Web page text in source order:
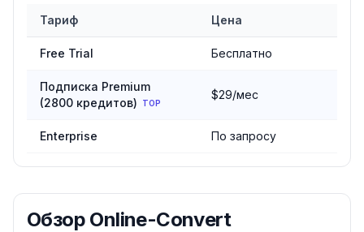
Тариф Цена
Free Trial Бесплатно
Подписка Premium
(2800 кредитов)
TOP
$29/мес
Enterprise По запросу
Обзор Online-Convert